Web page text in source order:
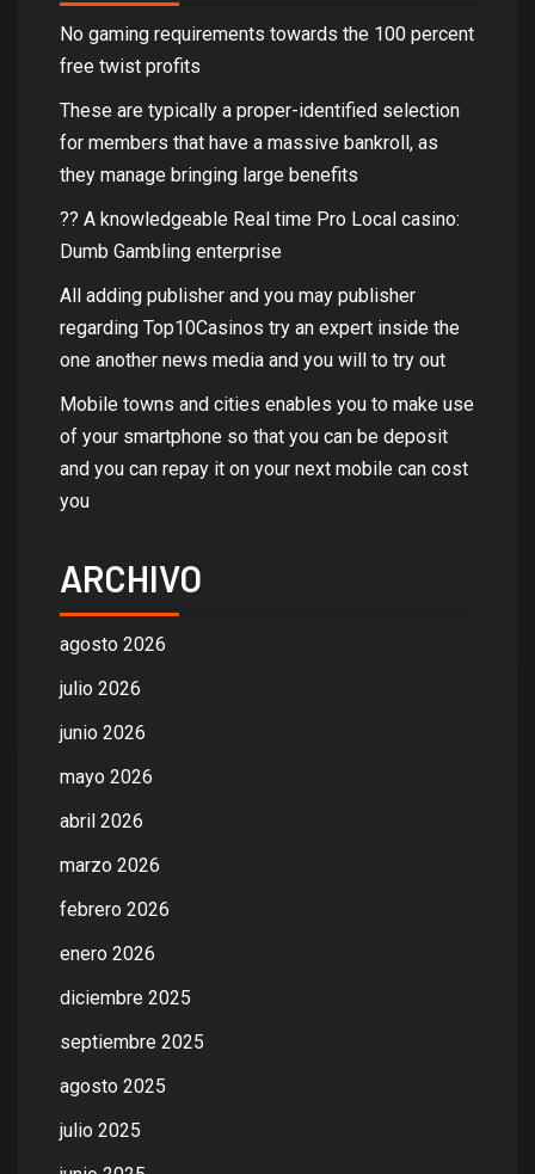
No gaming requirements towards the 100 percent
free twist profits
These are typically a proper-identified selection
for members that have a massive bankroll, as
they manage bringing large benefits
?? A knowledgeable Real time Pro Local casino:
Dumb Gambling enterprise
All adding publisher and you may publisher
regarding Top10Casinos try an expert inside the
one another news media and you will to try out
Mobile towns and cities enables you to make use
of your smartphone so that you can be deposit
and you can repay it on your next mobile can cost
you
ARCHIVO
agosto 2026
julio 2026
junio 2026
mayo 2026
abril 2026
marzo 2026
febrero 2026
enero 2026
diciembre 2025
septiembre 2025
agosto 2025
julio 2025